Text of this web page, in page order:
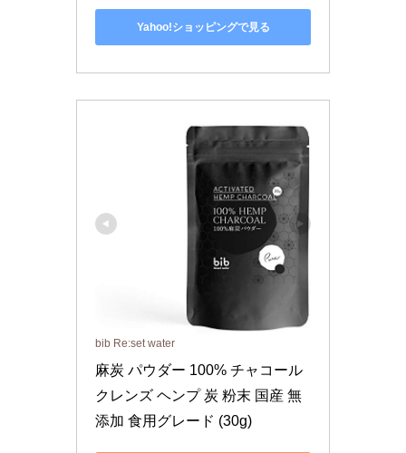
Yahoo!ショッピングで見る
bib Re:set water
麻炭 パウダー 100% チャコール
クレンズ ヘンプ 炭 粉末 国産 無
添加 食用グレード (30g)